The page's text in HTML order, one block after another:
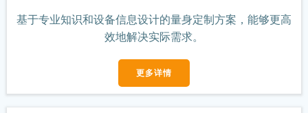
基于专业知识和设备信息设计的量身定制方案，能够更高
效地解决实际需求。
更多详情